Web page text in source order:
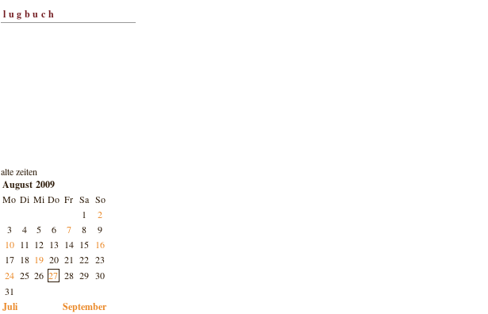
lugbuch
alte zeiten
August 2009
Mo Di Mi Do Fr Sa So
1
2
3
4 5 6 7 8
9
10 11 12 13 14 15
16
17 18 19 20 21 22 23
24 25 26 27 28 29 30
31
Juli
September